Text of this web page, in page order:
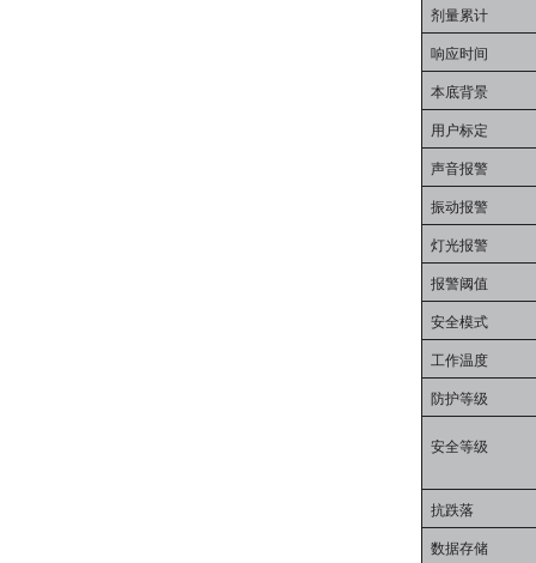
剂量累计
响应时间
本底背景
用户标定
声音报警
振动报警
灯光报警
报警阈值
安全模式
工作温度
防护等级
安全等级
抗跌落
数据存储